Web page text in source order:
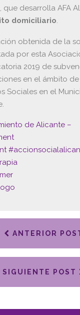
, que desarrolla AFA
domiciliario.
obtenida de la
por esta
2019 de
en el ámbito
Sociales en el Mun
de Alicante –
#
ANTERIOR
SIGUIENTE POST